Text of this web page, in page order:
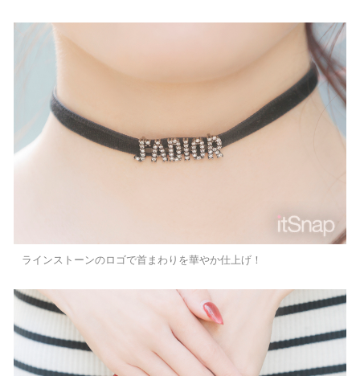
ラインストーンのロゴで首まわりを華やか仕上げ！